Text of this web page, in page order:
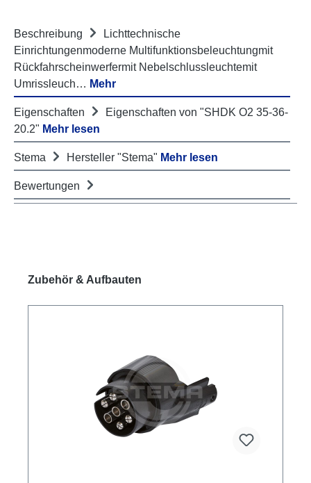
Beschreibung
Lichttechnische
Einrichtungenmoderne Multifunktionsbeleuchtungmit
Rückfahrscheinwerfermit Nebelschlussleuchtemit
Umrissleuch… Mehr
Eigenschaften
Eigenschaften von "SHDK O2 35-36-
20.2" Mehr lesen
Stema Hersteller "Stema" Mehr lesen
Bewertungen
Produktgalerie überspringen
Zubehör & Aufbauten